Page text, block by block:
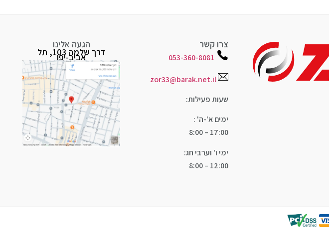
צרו קשר
053-360-8081
zor33@barak.net.il
שעות פעילות:
ימים א'-ה' :
17:00 – 8:00
ימי ו' וערבי חג:
12:00 – 8:00
הגעה אלינו
דרך שלמה 103, תל אביב-יפו